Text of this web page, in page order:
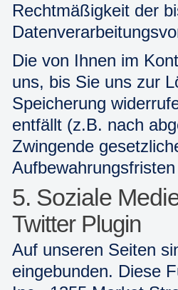
Rechtmäßigkeit der
Die von Ihnen im
uns, bis Sie uns zur
Speicherung
entfällt (z.B. nach
Zwingende
5. Soziale
Twitter Plugin
Auf unseren Seiten
eingebunden. Diese